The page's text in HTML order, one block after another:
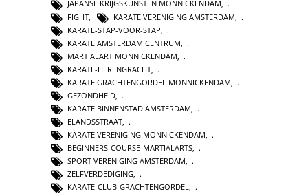
JAPANSE KRIJGSKUNSTEN MONNICKENDAM,
FIGHT
KARATE VERENIGING AMSTERDAM
KARATE-STAP-VOOR-STAP
KARATE AMSTERDAM CENTRUM
MARTIALART MONNICKENDAM
KARATE-HERENGRACHT
KARATE GRACHTENGORDEL MONNICKENDAM
GEZONDHEID
KARATE BINNENSTAD AMSTERDAM
ELANDSSTRAAT,
KARATE VERENIGING MONNICKENDAM,
BEGINNERS-COURSE-MARTIALARTS,
SPORT VERENIGING AMSTERDAM,
ZELFVERDEDIGING,
KARATE-CLUB-GRACHTENGORDEL,